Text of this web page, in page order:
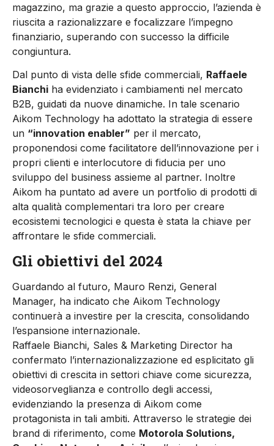
magazzino, ma grazie a questo approccio, l’azienda è
riuscita a razionalizzare e focalizzare l’impegno
finanziario, superando con successo la difficile
congiuntura.
Dal punto di vista delle sfide commerciali, Raffaele
Bianchi ha evidenziato i cambiamenti nel mercato
B2B, guidati da nuove dinamiche. In tale scenario
Aikom Technology ha adottato la strategia di essere
un “innovation enabler” per il mercato,
proponendosi come facilitatore dell’innovazione per i
propri clienti e interlocutore di fiducia per uno
sviluppo del business assieme al partner. Inoltre
Aikom ha puntato ad avere un portfolio di prodotti di
alta qualità complementari tra loro per creare
ecosistemi tecnologici e questa è stata la chiave per
affrontare le sfide commerciali.
Gli obiettivi del 2024
Guardando al futuro, Mauro Renzi, General
Manager, ha indicato che Aikom Technology
continuerà a investire per la crescita, consolidando
l’espansione internazionale.
Raffaele Bianchi, Sales & Marketing Director ha
confermato l’internazionalizzazione ed esplicitato gli
obiettivi di crescita in settori chiave come sicurezza,
videosorveglianza e controllo degli accessi,
evidenziando la presenza di Aikom come
protagonista in tali ambiti. Attraverso le strategie dei
brand di riferimento, come Motorola Solutions,